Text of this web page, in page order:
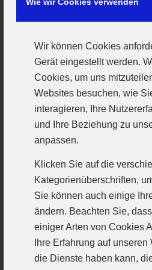
Wir können Cookies
Gerät eingestellt werden.
Cookies, um uns
Websites besuchen, wie
interagieren, Ihre
und Ihre Beziehung zu
anpassen.
Klicken Sie auf die
Kategorienüberschriften,
Sie können auch einige
ändern. Beachten Sie,
einiger Arten von Cookies
Ihre Erfahrung auf
die Dienste haben kann,
Auch die zweite
zunächst wieder äußerst
vom Ende der ersten
taten sich die
schwer, zu ihrem
Nach einer Viertelstunde
nicht in den Sand und
Volmering nach dem
großen Respekt zollen.
ganzen Pechs, das an
seinen Spielerinnen an